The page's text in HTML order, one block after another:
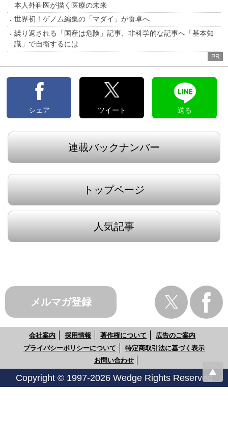
本人外科医が描く医療の未来
世界初！ゲノム編集の「マダイ」が食卓へ
繰り返される「国産は危険」記事、非科学的な記事へ「基本知
識」で自衛するには
PR
シェア ツイート 送る
連載バックナンバー
トップページ
人気記事
メルマガ登録
会社案内 採用情報 著作権について
広告のご案内
プライバシーポリシーについて
特定商取引法に基づく表示
お問い合わせ
Copyright © 1997-2026 Wedge Rights Reserved